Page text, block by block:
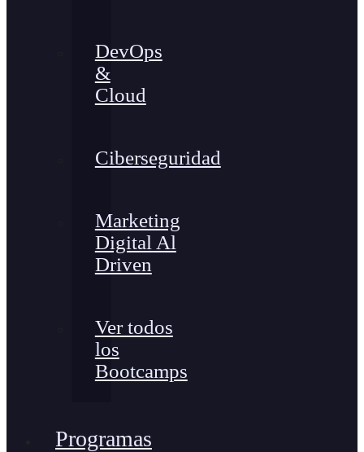
DevOps
&
Cloud
Ciberseguridad
Marketing
Digital Al
Driven
Ver todos
los
Bootcamps
Programas